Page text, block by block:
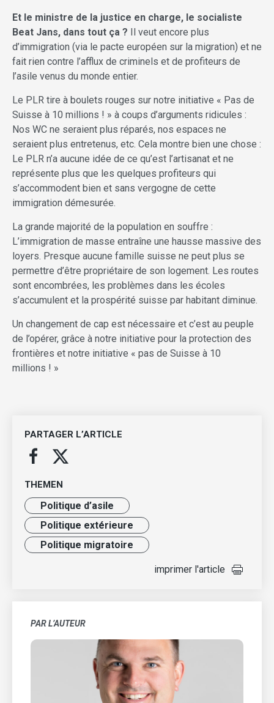
Et le ministre de la justice en charge, le socialiste
Beat Jans, dans tout ça ? Il veut encore plus
d’immigration (via le pacte européen sur la migration) et ne
fait rien contre l’afflux de criminels et de profiteurs de
l’asile venus du monde entier.
Le PLR tire à boulets rouges sur notre initiative « Pas de
Suisse à 10 millions ! » à coups d’arguments ridicules :
Nos WC ne seraient plus réparés, nos espaces ne
seraient plus entretenus, etc. Cela montre bien une chose :
Le PLR n’a aucune idée de ce qu’est l’artisanat et ne
représente plus que les quelques profiteurs qui
s’accommodent bien et sans vergogne de cette
immigration démesurée.
La grande majorité de la population en souffre :
L’immigration de masse entraîne une hausse massive des
loyers. Presque aucune famille suisse ne peut plus se
permettre d’être propriétaire de son logement. Les routes
sont encombrées, les problèmes dans les écoles
s’accumulent et la prospérité suisse par habitant diminue.
Un changement de cap est nécessaire et c’est au peuple
de l’opérer, grâce à notre initiative pour la protection des
frontières et notre initiative « pas de Suisse à 10
millions ! »
PARTAGER L’ARTICLE
THEMEN
Politique d’asile
Politique extérieure
Politique migratoire
imprimer l'article
PAR L’AUTEUR